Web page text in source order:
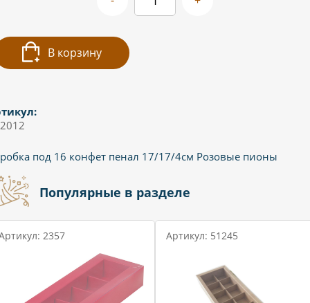
В корзину
под 16 конфет пенал 17/17/4см Розовые пионы
Популярные в разделе
2357 Артикул: 51245